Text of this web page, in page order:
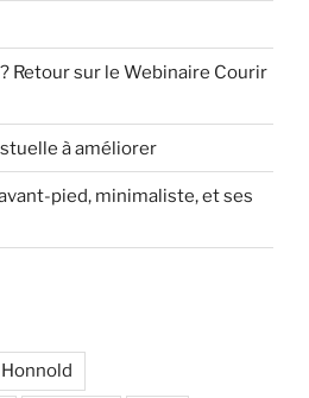
Retour sur le Webinaire Courir
à améliorer
pied, minimaliste, et ses